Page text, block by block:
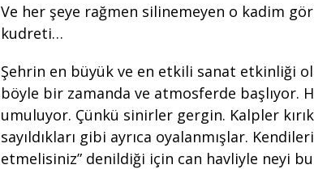
Ve her şeye rağmen silinemeyen o kadim
kudreti…
Şehrin en büyük ve en etkili sanat etkinliği
böyle bir zamanda ve atmosferde başlıyor.
umuluyor. Çünkü sinirler gergin. Kalpler
sayıldıkları gibi ayrıca oyalanmışlar.
etmelisiniz” denildiği için can havliyle neyi